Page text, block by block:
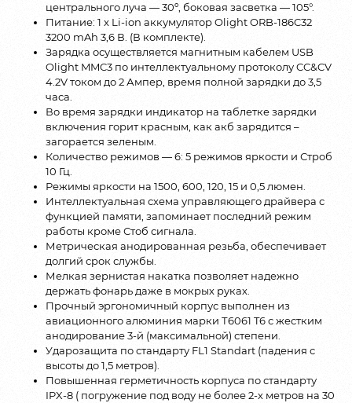
центрального луча — 30º, боковая засветка — 105°.
Питание: 1 x Li-ion аккумулятор Olight ORB-186C32
3200 mAh 3,6 В. (В комплекте).
Зарядка осуществляется магнитным кабелем USB
Olight MMC3 по интеллектуальному протоколу CC&CV
4.2V током до 2 Ампер, время полной зарядки до 3,5
часа.
Во время зарядки индикатор на таблетке зарядки
включения горит красным, как акб зарядится –
загорается зеленым.
Количество режимов — 6: 5 режимов яркости и Строб
10 Гц.
Режимы яркости на 1500, 600, 120, 15 и 0,5 люмен.
Интеллектуальная схема управляющего драйвера с
функцией памяти, запоминает последний режим
работы кроме Стоб сигнала.
Метрическая анодированная резьба, обеспечивает
долгий срок службы.
Мелкая зернистая накатка позволяет надежно
держать фонарь даже в мокрых руках.
Прочный эргономичный корпус выполнен из
авиационного алюминия марки Т6061 T6 с жестким
анодирование 3-й (максимальной) степени.
Ударозащита по стандарту FL1 Standart (падения с
высоты до 1,5 метров).
Повышенная герметичность корпуса по стандарту
IPX-8 ( погружение под воду не более 2-х метров на 30